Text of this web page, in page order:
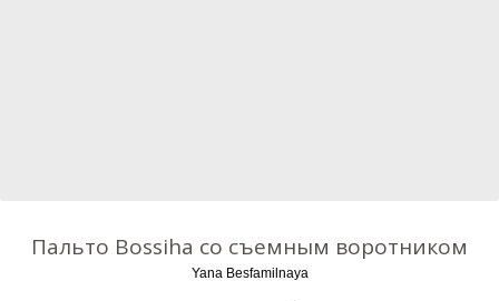
Пальто Bossiha со съемным воротником
Yana Besfamilnaya